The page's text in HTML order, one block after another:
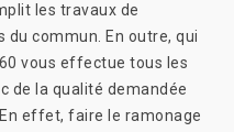
les travaux de
commun. En outre, qui
vous effectue tous les
de la qualité demandée
effet, faire le ramonage